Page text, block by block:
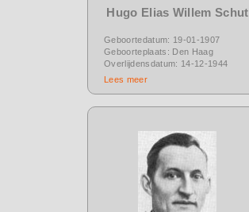
Hugo Elias Willem Schut
Geboortedatum: 19-01-1907
Geboorteplaats: Den Haag
Overlijdensdatum: 14-12-1944
Lees meer